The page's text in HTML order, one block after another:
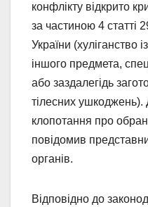
конфлікту відкрито
за частиною 4 статті
України (хуліганство
іншого предмета,
або заздалегідь
тілесних
клопотання про
повідомив
органів.
Відповідно до